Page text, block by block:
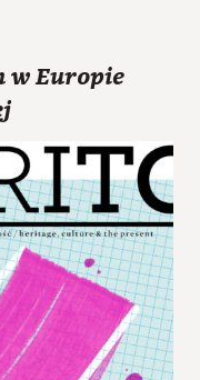
w Europie